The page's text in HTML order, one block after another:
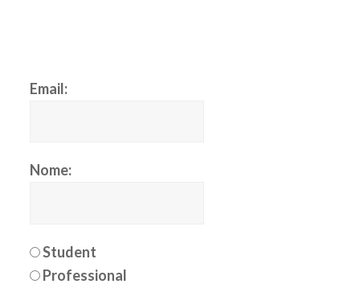
Email:
Nome:
Student
Professional